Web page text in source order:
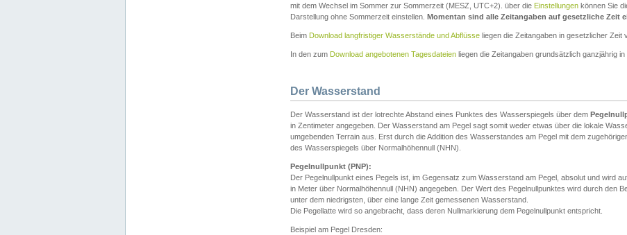
mit dem Wechsel im Sommer zur Sommerzeit (MESZ, UTC+2). über die Einstellungen können Sie
Darstellung ohne Sommerzeit einstellen. Momentan sind alle Zeitangaben auf gesetzliche Zeit
Beim Download langfristiger Wasserstände und Abflüsse liegen die Zeitangaben in gesetzlicher Zeit
In den zum Download angebotenen Tagesdateien liegen die Zeitangaben grundsätzlich ganzjährig
Der Wasserstand
Der Wasserstand ist der lotrechte Abstand eines Punktes des Wasserspiegels über dem
in Zentimeter angegeben. Der Wasserstand am Pegel sagt somit weder etwas über die lokale
umgebenden Terrain aus. Erst durch die Addition des Wasserstandes am Pegel mit dem
des Wasserspiegels über Normalhöhennull (NHN).
Pegelnullpunkt (PNP):
Der Pegelnullpunkt eines Pegels ist, im Gegensatz zum Wasserstand am Pegel, absolut und wird
in Meter über Normalhöhennull (NHN) angegeben. Der Wert des Pegelnullpunktes wird durch den
unter dem niedrigsten, über eine lange Zeit gemessenen Wasserstand.
Die Pegellatte wird so angebracht, dass deren Nullmarkierung dem Pegelnullpunkt entspricht.
Beispiel am Pegel Dresden: